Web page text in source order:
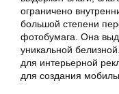
ограничено
большой степени
фотобумага. Она
уникальной
для интерьерной
для создания